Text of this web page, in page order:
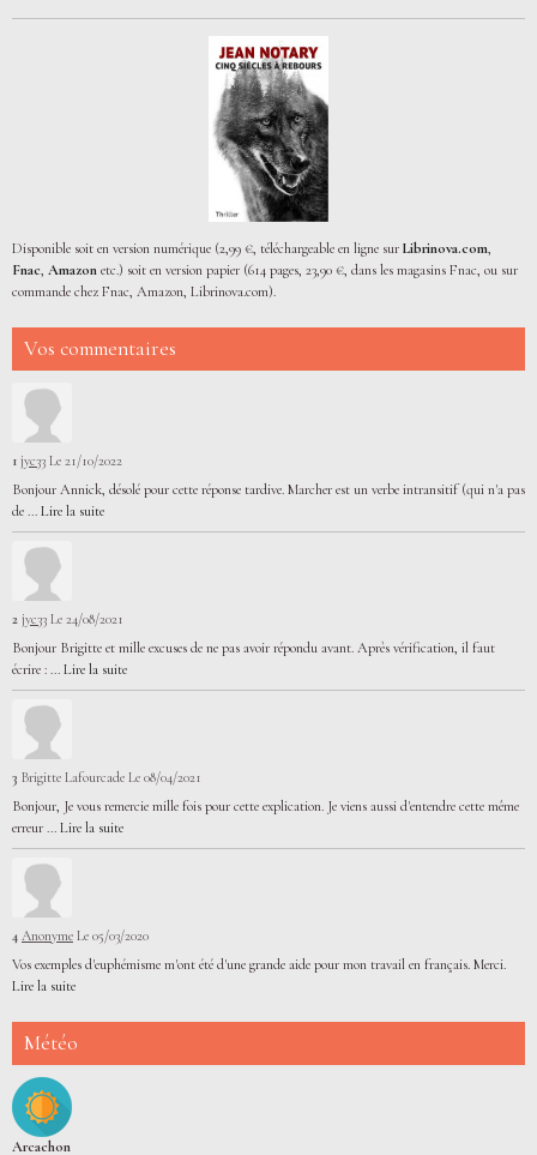
Disponible soit en version numérique (2,99 €, téléchargeable en ligne sur Librinova.com,
Fnac, Amazon etc.) soit en version papier (614 pages, 23,90 €, dans les magasins Fnac, ou sur
commande chez Fnac, Amazon, Librinova.com).
Vos commentaires
1 jyc33 Le 21/10/2022
Bonjour Annick, désolé pour cette réponse tardive. Marcher est un verbe intransitif (qui n'a pas
de ... Lire la suite
2 jyc33 Le 24/08/2021
Bonjour Brigitte et mille excuses de ne pas avoir répondu avant. Après vérification, il faut
écrire : ... Lire la suite
3 Brigitte Lafourcade Le 08/04/2021
Bonjour, Je vous remercie mille fois pour cette explication. Je viens aussi d'entendre cette même
erreur ... Lire la suite
4 Anonyme Le 05/03/2020
Vos exemples d'euphémisme m'ont été d'une grande aide pour mon travail en français. Merci.
Lire la suite
Météo
Arcachon